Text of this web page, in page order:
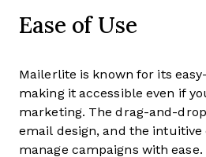
Ease of Use
Mailerlite is known for its
making it accessible even if
marketing. The drag-and-
email design, and the intuitive
manage campaigns with ease.